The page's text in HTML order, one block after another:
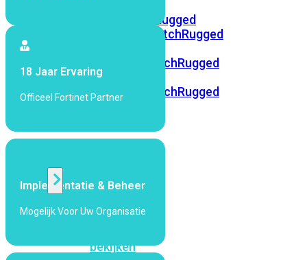
FortiSwitchRugged
FortiSwitchRugged
FortiSwitchRugged
216F-
POE
FortiSwitchRugged
Access
bekijken
18 Jaar Ervaring
Officeel Fortinet Partner
Implementatie & Beheer
Mogelijk Voor Uw Organisatie